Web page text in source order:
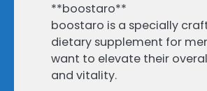
**boostaro**
boostaro is a specially
dietary supplement for
want to elevate their
and vitality.